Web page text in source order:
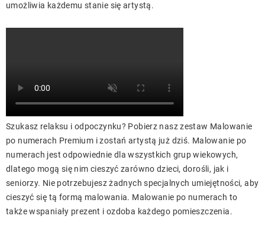
umożliwia każdemu stanie się artystą.
Szukasz relaksu i odpoczynku? Pobierz nasz zestaw Malowanie
po numerach Premium i zostań artystą już dziś. Malowanie po
numerach jest odpowiednie dla wszystkich grup wiekowych,
dlatego mogą się nim cieszyć zarówno dzieci, dorośli, jak i
seniorzy. Nie potrzebujesz żadnych specjalnych umiejętności, aby
cieszyć się tą formą malowania. Malowanie po numerach to
także wspaniały prezent i ozdoba każdego pomieszczenia.